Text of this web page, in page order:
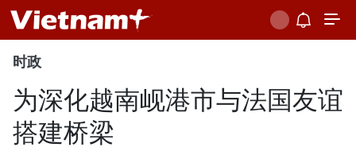
时政
为深化越南岘港市与法国友谊
搭建桥梁